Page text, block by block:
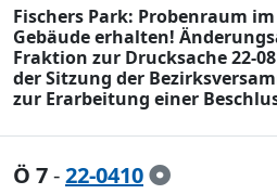
Fischers Park: Probenraum
Gebäude erhalten!
Fraktion zur Drucksache 22-
der Sitzung der
zur Erarbeitung einer
Ö 7-22-0410